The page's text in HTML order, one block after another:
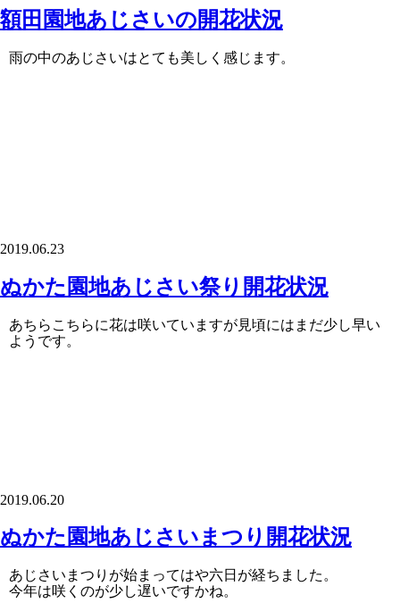
額田園地あじさいの開花状況
雨の中のあじさいはとても美しく感じます。
2019.06.23
ぬかた園地あじさい祭り開花状況
あちらこちらに花は咲いていますが見頃にはまだ少し早い
ようです。
2019.06.20
ぬかた園地あじさいまつり開花状況
あじさいまつりが始まってはや六日が経ちました。
今年は咲くのが少し遅いですかね。